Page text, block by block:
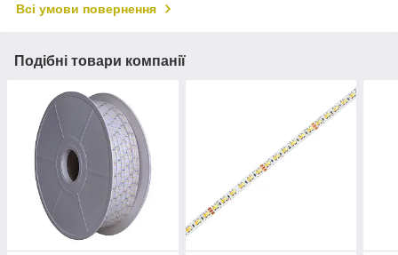
Всі умови повернення
Подібні товари компанії